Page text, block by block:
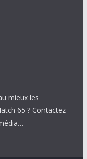
mieux les
65 ? Contactez-